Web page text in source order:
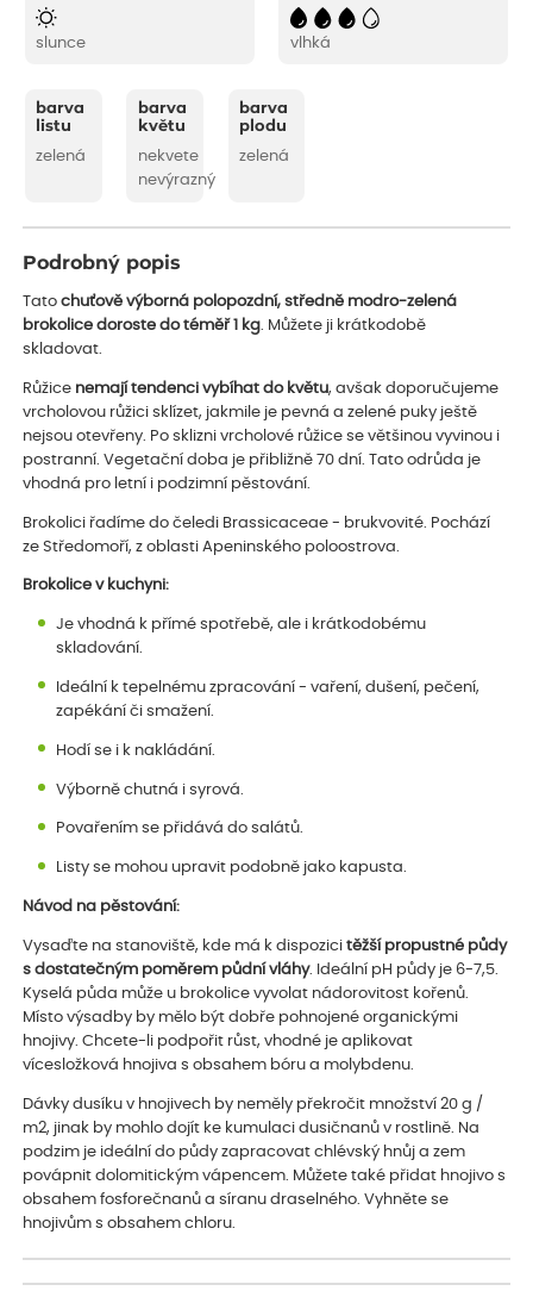
slunce vlhká
barva
listu
zelená
barva
květu
nekvete
nevýrazný
barva
plodu
zelená
Podrobný popis
Tatochuťově výborná polopozdní, středně modro-zelená
brokolice doroste do téměř 1 kg. Můžete ji krátkodobě
skladovat.
Růžice nemají tendenci vybíhat do květu, avšak doporučujeme
vrcholovou růžici sklízet, jakmile je pevná a zelené puky ještě
nejsou otevřeny. Po sklizni vrcholové růžice se většinou vyvinou i
postranní. Vegetační doba je přibližně 70 dní. Tato odrůda je
vhodná pro letní i podzimní pěstování.
Brokolici řadíme do čeledi Brassicaceae - brukvovité. Pochází
ze Středomoří, z oblasti Apeninského poloostrova.
Brokolice v kuchyni:
Je vhodná k přímé spotřebě, ale i krátkodobému
skladování.
Ideální k tepelnému zpracování - vaření, dušení, pečení,
zapékání či smažení.
Hodí se i k nakládání.
Výborně chutná i syrová.
Povařením se přidává do salátů.
Listy se mohou upravit podobně jako kapusta.
Návod na pěstování:
Vysaďte na stanoviště, kde má k dispozici těžší propustné půdy
s dostatečným poměrem půdní vláhy. Ideální pH půdy je 6-7,5.
Kyselá půda může u brokolice vyvolat nádorovitost kořenů.
Místo výsadby by mělo být dobře pohnojené organickými
hnojivy. Chcete-li podpořit růst, vhodné je aplikovat
vícesložková hnojiva s obsahem bóru a molybdenu.
Dávky dusíku v hnojivech by neměly překročit množství 20 g /
m2, jinak by mohlo dojít ke kumulaci dusičnanů v rostlině. Na
podzim je ideální do půdy zapracovat chlévský hnůj a zem
povápnit dolomitickým vápencem. Můžete také přidat hnojivo s
obsahem fosforečnanů a síranu draselného. Vyhněte se
hnojivům s obsahem chloru.